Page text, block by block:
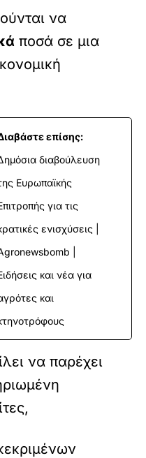
να
ποσά σε μια
επίσης:
διαβούλευση
Ευρωπαϊκής
για τις
ενισχύσεις |
|
και νέα για
και
να παρέχει